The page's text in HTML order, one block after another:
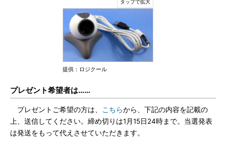
提供：ロジクール
プレゼント希望者は……
プレゼントご希望の方は、 こちらから、下記の内容を記載の
上、送信してください。締め切りは1月15日24時まで。当選発表
は発送をもって代えさせていただきます。